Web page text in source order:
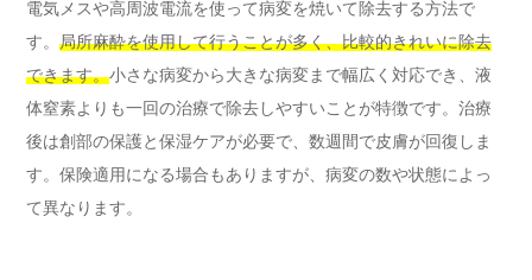
電気メスや高周波電流を使って病変を焼いて除去する方法で
す。 局所麻酔を使用して行うことが多く、比較的きれいに除去
できます。小さな病変から大きな病変まで幅広く対応でき、液
体窒素よりも一回の治療で除去しやすいことが特徴です。治療
後は創部の保護と保湿ケアが必要で、数週間で皮膚が回復しま
す。保険適用になる場合もありますが、病変の数や状態によっ
て異なります。